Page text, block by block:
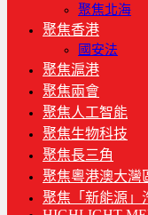
聚焦北海
聚焦香港
國安法
聚焦滬港
聚焦兩會
聚焦人工智能
聚焦生物科技
聚焦長三角
聚焦粵港澳大灣
聚焦「新能源」